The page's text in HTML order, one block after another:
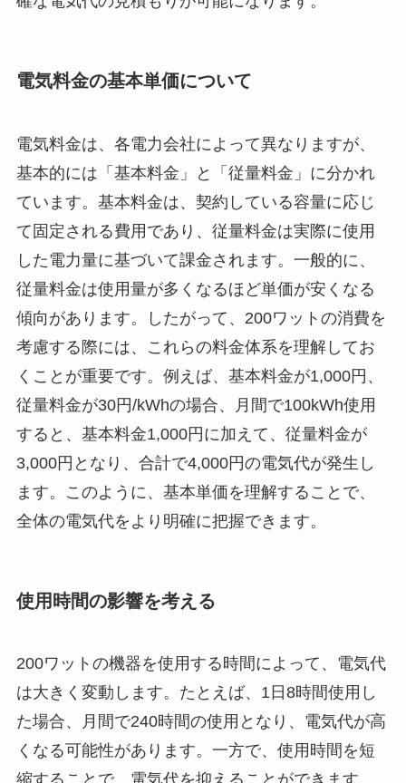
電気料金の基本単価について
電気料金は、各電力会社によって異なりますが、
基本的には「基本料金」と「従量料金」に分かれ
ています。基本料金は、契約している容量に応じ
て固定される費用であり、従量料金は実際に使用
した電力量に基づいて課金されます。一般的に、
従量料金は使用量が多くなるほど単価が安くなる
傾向があります。したがって、200ワットの消費を
考慮する際には、これらの料金体系を理解してお
くことが重要です。例えば、基本料金が1,000円、
従量料金が30円/kWhの場合、月間で100kWh使用
すると、基本料金1,000円に加えて、従量料金が
3,000円となり、合計で4,000円の電気代が発生し
ます。このように、基本単価を理解することで、
全体の電気代をより明確に把握できます。
使用時間の影響を考える
200ワットの機器を使用する時間によって、電気代
は大きく変動します。たとえば、1日8時間使用し
た場合、月間で240時間の使用となり、電気代が高
くなる可能性があります。一方で、使用時間を短